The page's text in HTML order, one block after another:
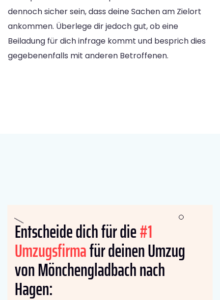
dennoch sicher sein, dass deine Sachen am Zielort
ankommen. Überlege dir jedoch gut, ob eine
Beiladung für dich infrage kommt und besprich dies
gegebenenfalls mit anderen Betroffenen.
Entscheide dich für die#1
Umzugsfirmafür deinen Umzug
von Mönchengladbach nach
Hagen: